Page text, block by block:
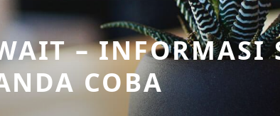
– INFORMASI
COBA